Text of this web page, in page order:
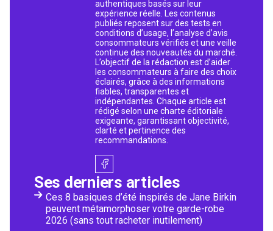
authentiques basés sur leur
expérience réelle. Les contenus
publiés reposent sur des tests en
conditions d’usage, l’analyse d’avis
consommateurs vérifiés et une veille
continue des nouveautés du marché.
L’objectif de la rédaction est d’aider
les consommateurs à faire des choix
éclairés, grâce à des informations
fiables, transparentes et
indépendantes. Chaque article est
rédigé selon une charte éditoriale
exigeante, garantissant objectivité,
clarté et pertinence des
recommandations.
Ses derniers articles
Ces 8 basiques d’été inspirés de Jane Birkin
peuvent métamorphoser votre garde-robe
2026 (sans tout racheter inutilement)